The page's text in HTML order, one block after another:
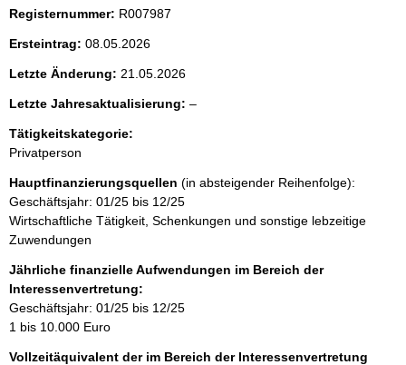
t
e
n
i
n
h
a
l
t
Registernummer: R007987
Ersteintrag: 08.05.2026
Letzte Änderung: 21.05.2026
Letzte Jahresaktualisierung: –l
Tätigkeitskategorie:
Privatperson
Hauptfinanzierungsquellen (in absteigender Reihenfolge):
Geschäftsjahr: 01/25 bis 12/25
Wirtschaftliche Tätigkeit, Schenkungen und sonstige lebzeitige
Zuwendungen
Jährliche finanzielle Aufwendungen im Bereich der
Interessenvertretung:
Geschäftsjahr: 01/25 bis 12/25
1 bis 10.000 Euro
Vollzeitäquivalent der im Bereich der Interessenvertretung